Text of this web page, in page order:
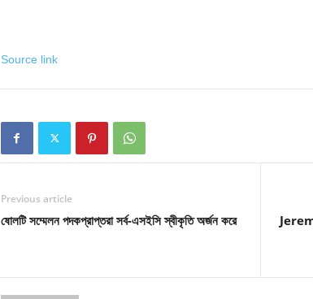
Source link
Previous article
ষোলটি সম্মেলন পদকপ্রাপ্তরা সর্ব-এসইসি স্বীকৃতি অর্জন করে